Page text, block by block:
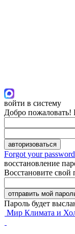
войти в систему
Добро пожаловать!
Forgot your
восстановление
Восстановите свой
Пароль будет
Мир Климата и